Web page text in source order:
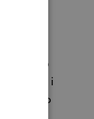
una
i
percorso